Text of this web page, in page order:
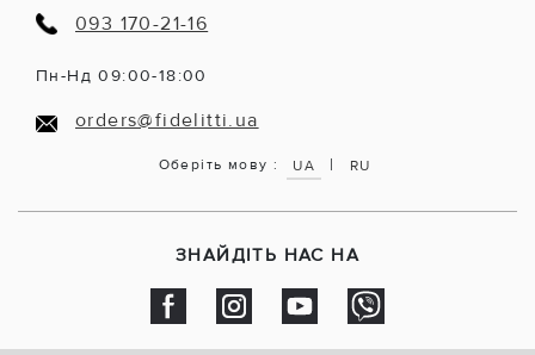
093 170-21-16
Пн-Нд 09:00-18:00
orders@fidelitti.ua
Оберіть мову : UA | RU
ЗНАЙДІТЬ НАС НА